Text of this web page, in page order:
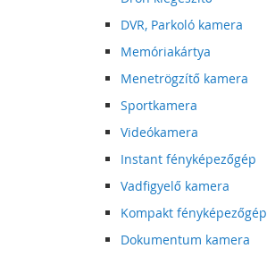
DVR, Parkoló kamera
Memóriakártya
Menetrögzítő kamera
Sportkamera
Videókamera
Instant fényképezőgép
Vadfigyelő kamera
Kompakt fényképezőgép
Dokumentum kamera